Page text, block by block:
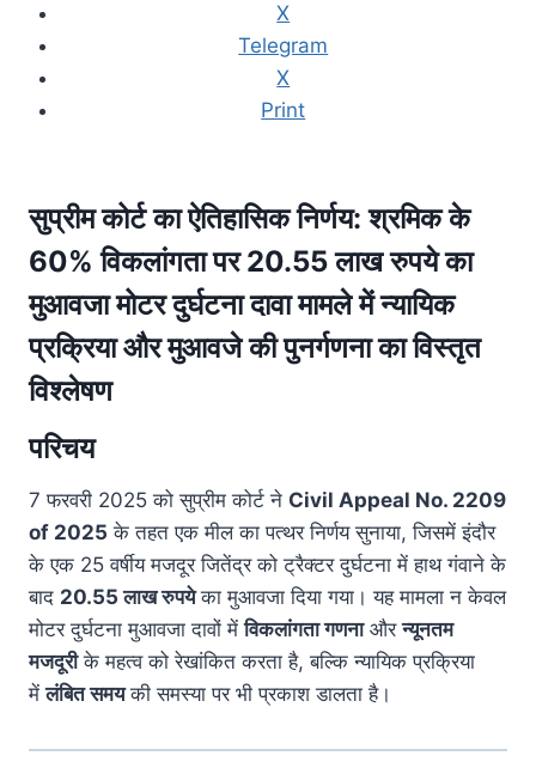
X
Telegram
X
Print
सुप्रीम कोर्ट का ऐतिहासिक निर्णय: श्रमिक के
60% विकलांगता पर 20.55 लाख रुपये का
मुआवजा मोटर दुर्घटना दावा मामले में न्यायिक
प्रक्रिया और मुआवजे की पुनर्गणना का विस्तृत
विश्लेषण
परिचय
7 फरवरी 2025 को सुप्रीम कोर्ट ने Civil Appeal No. 2209
of 2025 के तहत एक मील का पत्थर निर्णय सुनाया, जिसमें इंदौर
के एक 25 वर्षीय मजदूर जितेंद्र को ट्रैक्टर दुर्घटना में हाथ गंवाने के
बाद 20.55 लाख रुपयेका मुआवजा दिया गया। यह मामला न केवल
मोटर दुर्घटना मुआवजा दावों मेंविकलांगता गणनाऔरन्यूनतम
मजदूरीके महत्व को रेखांकित करता है, बल्कि न्यायिक प्रक्रिया
मेंलंबित समयकी समस्या पर भी प्रकाश डालता है।